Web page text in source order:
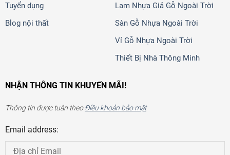
Tuyển dụng
Blog nội thất
Lam Nhựa Giả Gỗ Ngoài Trời
Sàn Gỗ Nhựa Ngoài Trời
Vỉ Gỗ Nhựa Ngoài Trời
Thiết Bị Nhà Thông Minh
NHẬN THÔNG TIN KHUYẾN MÃI!
Thông tin được tuân theoĐiều khoản bảo mật
Email address: